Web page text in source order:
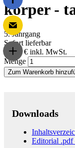
körper -
5. Jahrgang
Sofort lieferbar
25,00 € inkl. MwSt.
Menge
Zum Warenkorb
Downloads
Editorial .pdf